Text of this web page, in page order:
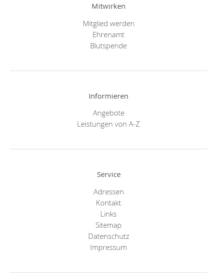
Mitwirken
Mitglied werden
Ehrenamt
Blutspende
Informieren
Angebote
Leistungen von A-Z
Service
Adressen
Kontakt
Links
Sitemap
Datenschutz
Impressum